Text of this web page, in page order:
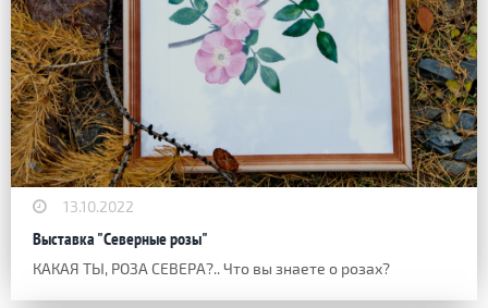
13.10.2022
Выставка "Северные розы"
КАКАЯ ТЫ, РОЗА СЕВЕРА?.. Что вы знаете о розах?